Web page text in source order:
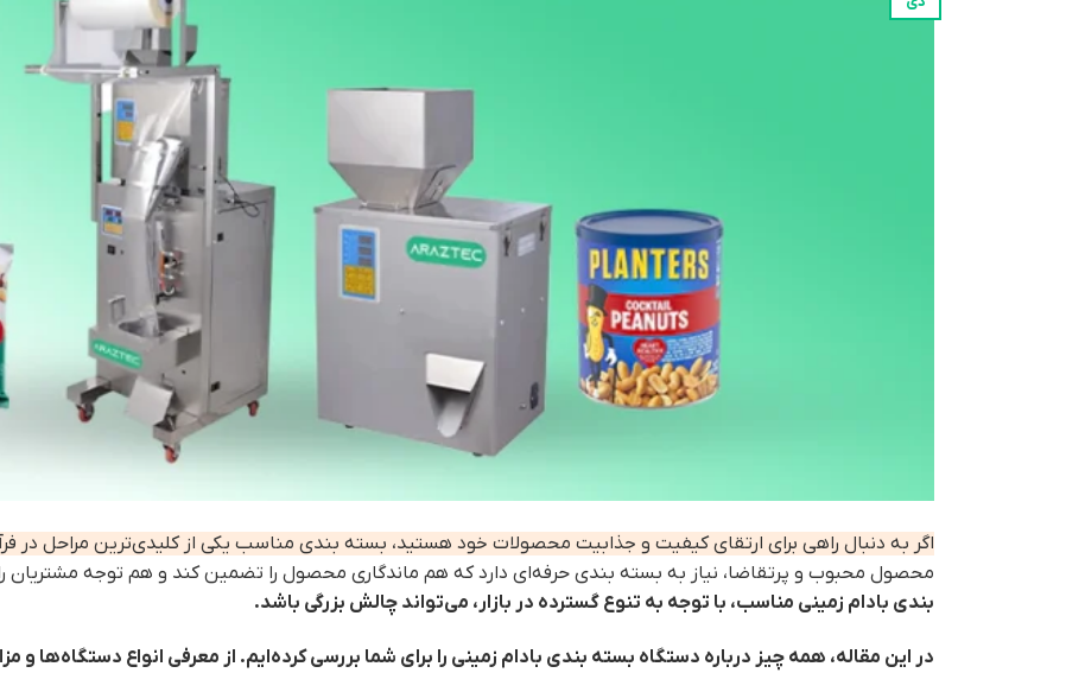
اگر به دنبال راهی برای ارتقای کیفیت و جذابیت محصولات خود هستید، بسته بندی مناسب یکی از کلیدی‌ترین مراحل در
محصول محبوب و پرتقاضا، نیاز به بسته بندی حرفه‌ای دارد که هم ماندگاری محصول را تضمین کند و هم توجه مشتریان
بندی بادام زمینی مناسب، با توجه به تنوع گسترده در بازار، می‌تواند چالش بزرگی باشد.
در این مقاله، همه چیز درباره دستگاه بسته بندی بادام زمینی را برای شما بررسی کرده‌ایم. از معرفی انواع دستگاه‌ها و